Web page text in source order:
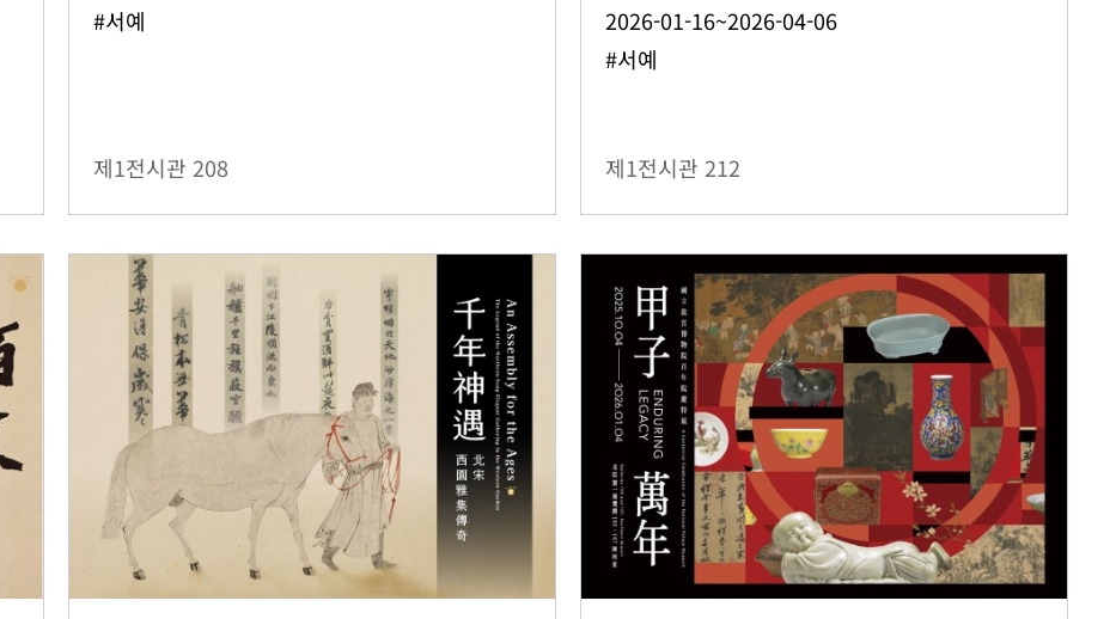
#서예
제1전시관 208
2026-01-16~2026-04-06
#서예
제1전시관 212